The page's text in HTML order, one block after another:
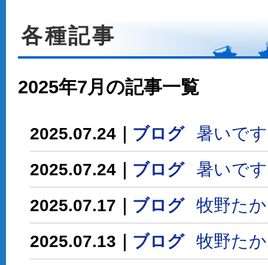
各種記事
2025年7月の記事一覧
2025.07.24｜ ブログ 暑いで
2025.07.24｜ ブログ 暑いで
2025.07.17｜ ブログ 牧野た
2025.07.13｜ ブログ 牧野た